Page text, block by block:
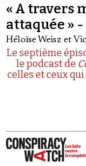
« A travers
attaquée » -
Héloïse Weisz et
Le septième
le podcast de
celles et ceux